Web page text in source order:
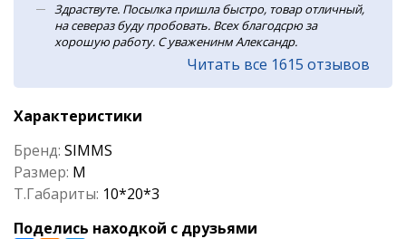
Здраствуте. Посылка пришла быстро, товар отличный,
на севераз буду пробовать. Всех благодсрю за
хорошую работу. С уваженинм Александр.
Читать все 1615 отзывов
Характеристики
Бренд: SIMMS
Размер: M
Т.Габариты: 10*20*3
Поделись находкой с друзьями